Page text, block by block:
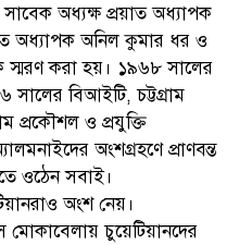
সাবেক অধ্যক্ষ প্রয়াত অধ্যাপক
অধ্যাপক অনিল কুমার ধর ও
করা হয়। ১৯৬৮ সালের
সালের বিআইটি, চট্টগ্রাম
প্রকৌশল ও প্রযুক্তি
অংশগ্রহণে প্রাণবন্ত
ওঠেন সবাই।
অংশ নেয়।
চুয়েটিয়ানদের